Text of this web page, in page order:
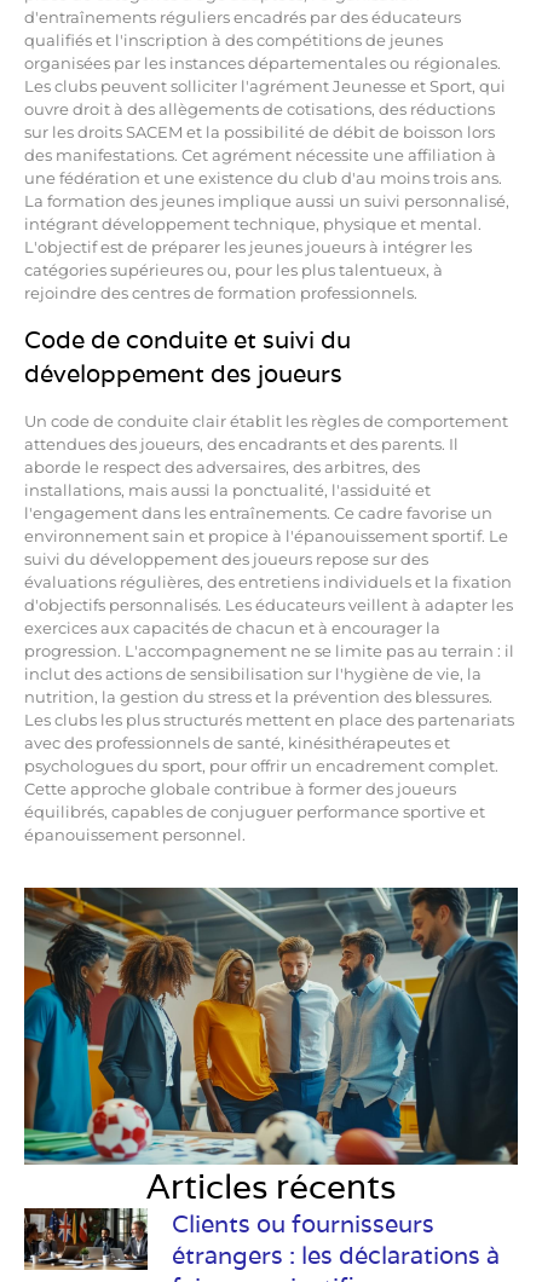
d'entraînements réguliers encadrés par des éducateurs
qualifiés et l'inscription à des compétitions de jeunes
organisées par les instances départementales ou régionales.
Les clubs peuvent solliciter l'agrément Jeunesse et Sport, qui
ouvre droit à des allègements de cotisations, des réductions
sur les droits SACEM et la possibilité de débit de boisson lors
des manifestations. Cet agrément nécessite une affiliation à
une fédération et une existence du club d'au moins trois ans.
La formation des jeunes implique aussi un suivi personnalisé,
intégrant développement technique, physique et mental.
L'objectif est de préparer les jeunes joueurs à intégrer les
catégories supérieures ou, pour les plus talentueux, à
rejoindre des centres de formation professionnels.
Code de conduite et suivi du
développement des joueurs
Un code de conduite clair établit les règles de comportement
attendues des joueurs, des encadrants et des parents. Il
aborde le respect des adversaires, des arbitres, des
installations, mais aussi la ponctualité, l'assiduité et
l'engagement dans les entraînements. Ce cadre favorise un
environnement sain et propice à l'épanouissement sportif. Le
suivi du développement des joueurs repose sur des
évaluations régulières, des entretiens individuels et la fixation
d'objectifs personnalisés. Les éducateurs veillent à adapter les
exercices aux capacités de chacun et à encourager la
progression. L'accompagnement ne se limite pas au terrain : il
inclut des actions de sensibilisation sur l'hygiène de vie, la
nutrition, la gestion du stress et la prévention des blessures.
Les clubs les plus structurés mettent en place des partenariats
avec des professionnels de santé, kinésithérapeutes et
psychologues du sport, pour offrir un encadrement complet.
Cette approche globale contribue à former des joueurs
équilibrés, capables de conjuguer performance sportive et
épanouissement personnel.
Articles récents
Clients ou fournisseurs
étrangers : les déclarations à